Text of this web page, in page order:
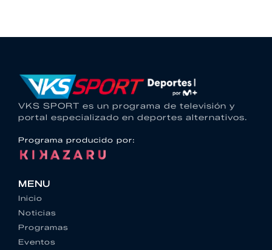
VKS SPORT es un programa de televisión y
portal especializado en deportes alternativos.
Programa producido por:
MENU
Inicio
Noticias
Programas
Eventos